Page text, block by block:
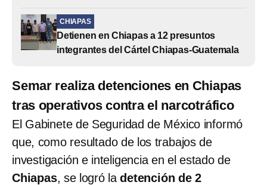
CHIAPAS
Detienen en Chiapas a 12 presuntos
integrantes del Cártel Chiapas-Guatemala
Semar realiza detenciones en Chiapas
tras operativos contra el narcotráfico
El Gabinete de Seguridad de México informó
que, como resultado de los trabajos de
investigación e inteligencia en el estado de
Chiapas, se logró ladetención de 2